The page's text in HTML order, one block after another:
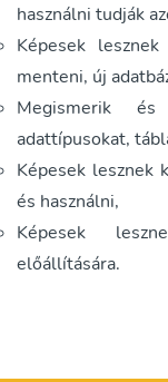
használni tudják
Képesek
menteni, új
Megismerik
adattípusokat,
Képesek lesznek
és használni,
Képesek
előállítására.